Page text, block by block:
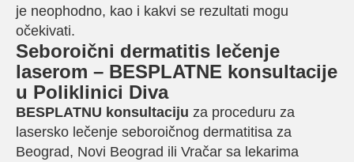
je neophodno, kao i kakvi se rezultati mogu
očekivati.
Seboroični dermatitis lečenje
laserom – BESPLATNE konsultacije
u Poliklinici Diva
BESPLATNU konsultaciju za proceduru za
lasersko lečenje seboroičnog dermatitisa za
Beograd, Novi Beograd ili Vračar sa lekarima